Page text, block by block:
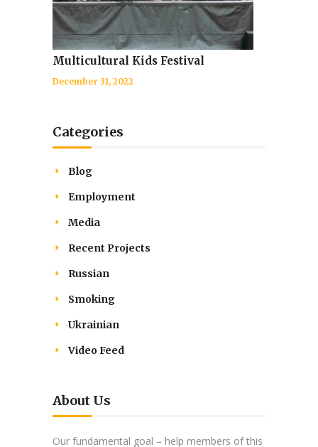
Multicultural Kids Festival
December 31, 2022
Categories
Blog
Employment
Media
Recent Projects
Russian
Smoking
Ukrainian
Video Feed
About Us
Our fundamental goal – help members of this